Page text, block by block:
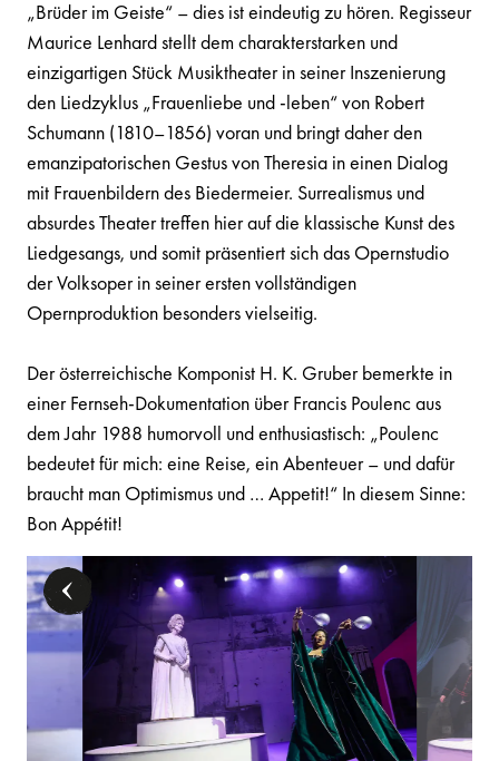
„Brüder im Geiste“ – dies ist eindeutig zu hören. Regisseur
Maurice Lenhard stellt dem charakterstarken und
einzigartigen Stück Musiktheater in seiner Inszenierung
den Liedzyklus „Frauenliebe und -leben“ von Robert
Schumann (1810–1856) voran und bringt daher den
emanzipatorischen Gestus von Theresia in einen Dialog
mit Frauenbildern des Biedermeier. Surrealismus und
absurdes Theater treffen hier auf die klassische Kunst des
Liedgesangs, und somit präsentiert sich das Opernstudio
der Volksoper in seiner ersten vollständigen
Opernproduktion besonders vielseitig.
Der österreichische Komponist H. K. Gruber bemerkte in
einer Fernseh-Dokumentation über Francis Poulenc aus
dem Jahr 1988 humorvoll und enthusiastisch: „Poulenc
bedeutet für mich: eine Reise, ein Abenteuer – und dafür
braucht man Optimismus und … Appetit!“ In diesem Sinne:
Bon Appétit!